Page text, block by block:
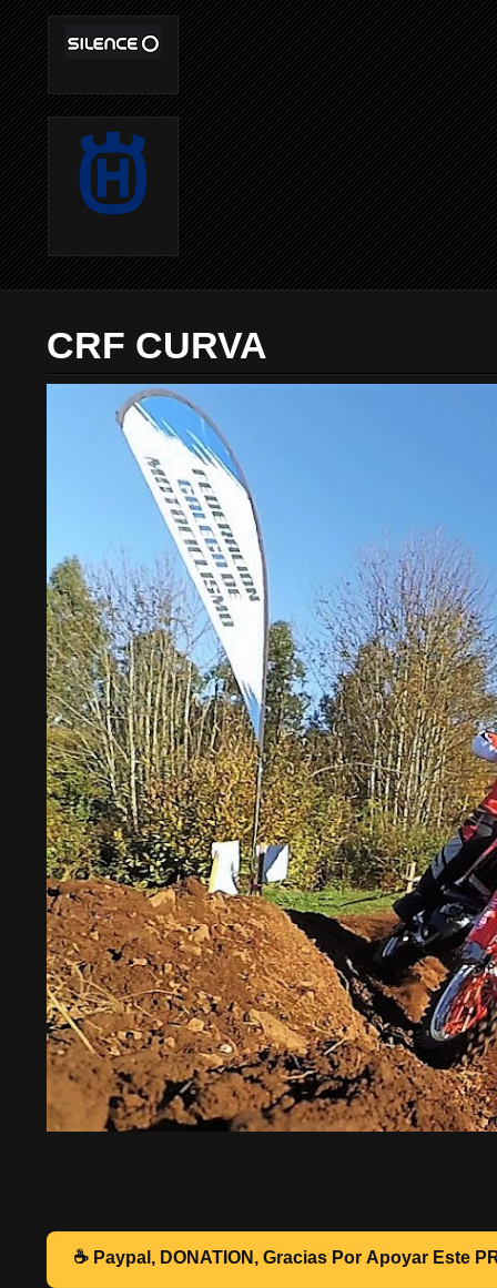
CRF CURVA
☕